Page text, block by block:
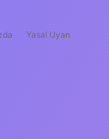
Yasal Uyarı